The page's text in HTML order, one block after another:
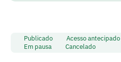
Publicado Acesso antecipado
Em pausa
Cancelado